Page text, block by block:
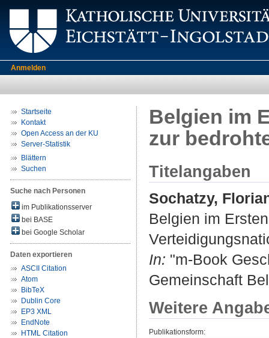
Anmelden
Startseite
Kontakt
Open Access an der KU
Server-Statistik
Blättern
Suchen
Suche nach Personen
im Publikationsserver
bei BASE
bei Google Scholar
Daten exportieren
ASCII Citation
Atom
BibTeX
Dublin Core
EP3 XML
EndNote
HTML Citation
Belgien im
zur
Titelangaben
Sochatzy,
Belgien im
In: "m-Book
Gemeinschaft
Weitere
Publikationsform: